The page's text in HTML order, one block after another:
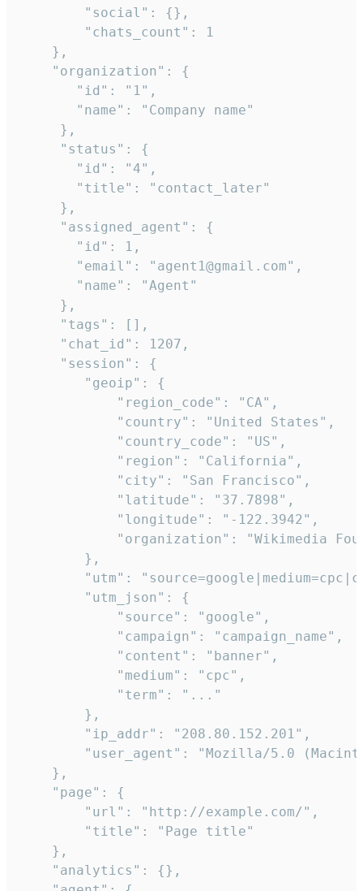
        "social": {},
        "chats_count": 1
    },
    "organization": {
       "id": "1",
       "name": "Company name"
     },
     "status": {
       "id": "4",
       "title": "contact_later"
     },
     "assigned_agent": {
       "id": 1,
       "email": "agent1@gmail.com",
       "name": "Agent"
     },
     "tags": [],
     "chat_id": 1207,
     "session": {
        "geoip": {
            "region_code": "CA",
            "country": "United States",
            "country_code": "US",
            "region": "California",
            "city": "San Francisco",
            "latitude": "37.7898",
            "longitude": "-122.3942",
"organization": "Wikimedia
        },
"utm":
        "utm_json": {
            "source": "google",
            "campaign": "campaign_name",
            "content": "banner",
            "medium": "cpc",
            "term": "..."
        },
        "ip_addr": "208.80.152.201",
"user_agent": "Mozilla/5.0
    },
    "page": {
        "url": "http://example.com/",
        "title": "Page title"
    },
    "analytics": {},